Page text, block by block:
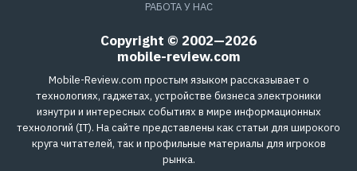
РАБОТА У НАС
Copyright © 2002—2026
mobile-review.com
Mobile-Review.com простым языком рассказывает о
технологиях, гаджетах, устройстве бизнеса электроники
изнутри и интересных событиях в мире информационных
технологий (IT). На сайте представлены как статьи для широкого
круга читателей, так и профильные материалы для игроков
рынка.